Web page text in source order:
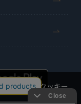
上のためにクッキー